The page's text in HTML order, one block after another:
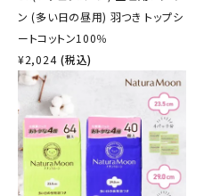
ン (多い日の昼用) 羽つき トップシ
ートコットン100％
¥2,024 (税込)